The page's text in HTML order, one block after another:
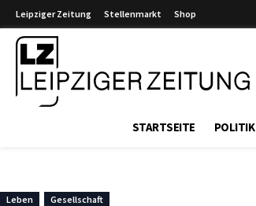
Leipziger Zeitung Stellenmarkt Shop
STARTSEITE POLITIK
Leben Gesellschaft